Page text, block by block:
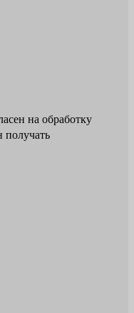
на обработку
получать